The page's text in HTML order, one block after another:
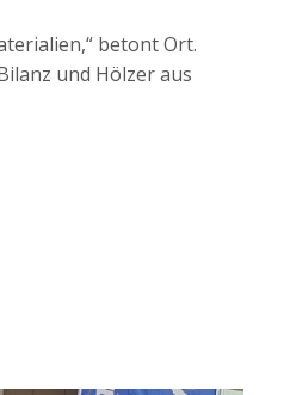
betont Ort.
und Hölzer aus